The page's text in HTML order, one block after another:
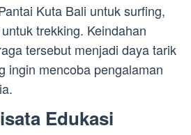
Kuta Bali untuk surfing,
trekking. Keindahan
tersebut menjadi daya tarik
ingin mencoba pengalaman
Edukasi